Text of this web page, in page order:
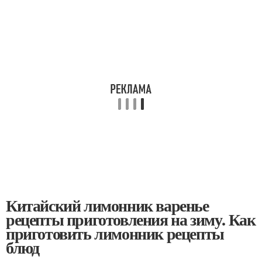
Китайский лимонник варенье
рецепты приготовления на зиму. Как
приготовить лимонник рецепты
блюд